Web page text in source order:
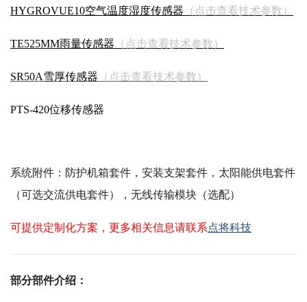
HYGROVUE10空气温度湿度传感器 （点击查看技术参数）
TE525MM雨量传感器 （点击查看技术参数）
SR50A雪厚传感器 （点击查看技术参数）
PTS-420位移传感器
系统附件：防护机箱套件，安装支架套件，太阳能供电套件
（可选交流供电套件），无线传输模块（选配）
可提供定制化方案，更多相关信息请联系点将科技
部分部件介绍：